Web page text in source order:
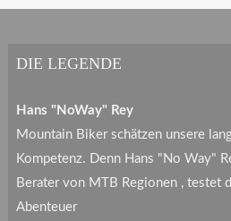
DIE LEGENDE
Hans "NoWay" Rey
Mountain Biker schätzen unsere
Kompetenz. Denn Hans "No Way"
Berater von MTB Regionen , testet
Abenteuer